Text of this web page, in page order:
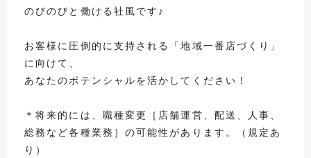
のびのびと働ける社風です♪
お客様に圧倒的に支持される「地域一番店づくり」
に向けて、
あなたのポテンシャルを活かしてください！
＊将来的には、職種変更［店舗運営、配送、人事、
総務など各種業務］の可能性があります。（規定あ
り）